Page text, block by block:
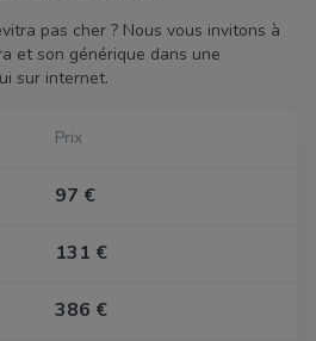
pas cher ? Nous vous invitons à
et son générique dans une
sur internet.
Prix
97 €
131 €
386 €